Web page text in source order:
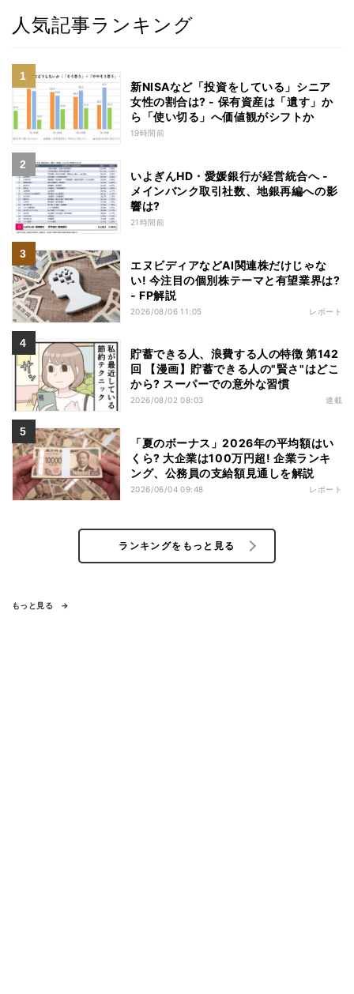
人気記事ランキング
新NISAなど「投資をしている」シニア
女性の割合は? - 保有資産は「遺す」か
ら「使い切る」へ価値観がシフトか
19時間前
いよぎんHD・愛媛銀行が経営統合へ -
メインバンク取引社数、地銀再編への影
響は?
21時間前
エヌビディアなどAI関連株だけじゃな
い! 今注目の個別株テーマと有望業界は?
- FP解説
2026/08/06 11:05 レポート
貯蓄できる人、浪費する人の特徴 第142
回 【漫画】貯蓄できる人の"賢さ"はどこ
から? スーパーでの意外な習慣
2026/08/02 08:03 連載
「夏のボーナス」2026年の平均額はい
くら? 大企業は100万円超! 企業ランキ
ング、公務員の支給額見通しを解説
2026/06/04 09:48 レポート
ランキングをもっと見る
もっと見る